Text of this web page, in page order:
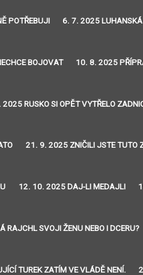
POTŘEBUJI 6. 7. 2025 LUHANSKÁ
BOJOVAT 10. 8. 2025
RUSKO SI OPĚT VYTŘELO
21. 9. 2025 ZNIČILI JSTE TUTO
12. 10. 2025 DAJ-LI MEDAJLI
RAJCHL SVOJI ŽENU NEBO I DCERU?
TUREK ZATÍM VE VLÁDĚ NENÍ.